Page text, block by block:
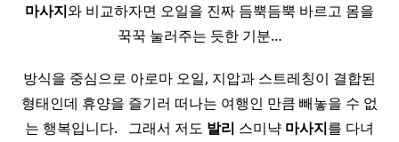
마사지와 비교하자면 오일을 진짜 듬뿍듬뿍 바르고 몸을
꾹꾹 눌러주는 듯한 기분…
방식을 중심으로 아로마 오일, 지압과 스트레칭이 결합된
형태인데 휴양을 즐기러 떠나는 여행인 만큼 빼놓을 수 없
는 행복입니다. ​ ​ 그래서 저도 발리 스미냑 마사지를 다녀